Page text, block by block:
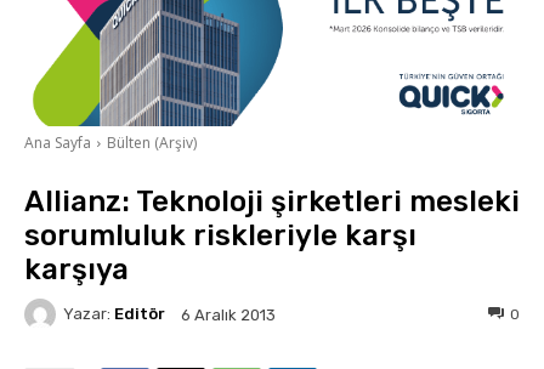
Ana Sayfa Bülten (Arşiv)
Allianz: Teknoloji şirketleri mesleki
sorumluluk riskleriyle karşı
karşıya
Yazar: Editör 6 Aralık 2013 0